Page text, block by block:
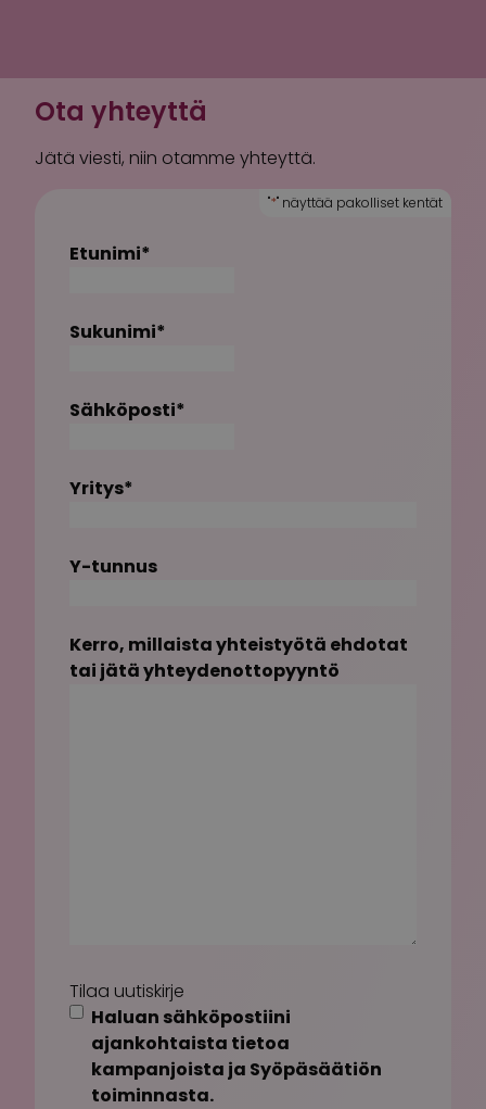
Ota yhteyttä
Jätä viesti, niin otamme yhteyttä.
"*" näyttää pakolliset kentät
Etunimi*
Sukunimi*
Sähköposti*
Yritys*
Y-tunnus
Kerro, millaista yhteistyötä ehdotat
tai jätä yhteydenottopyyntö
Tilaa uutiskirje
Haluan sähköpostiini
ajankohtaista tietoa
kampanjoista ja Syöpäsäätiön
toiminnasta.